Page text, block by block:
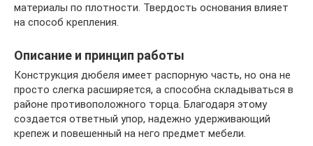
материалы по плотности. Твердость основания влияет
на способ крепления.
Описание и принцип работы
Конструкция дюбеля имеет распорную часть, но она не
просто слегка расширяется, а способна складываться в
районе противоположного торца. Благодаря этому
создается ответный упор, надежно удерживающий
крепеж и повешенный на него предмет мебели.